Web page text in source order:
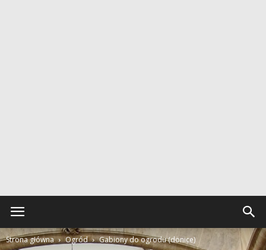
Strona główna Ogród Gabiony do ogrodu (donice)